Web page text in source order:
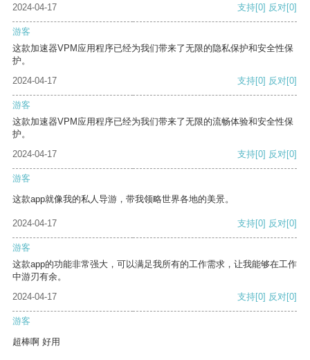
2024-04-17
支持[0] 反对[0]
游客
这款加速器VPM应用程序已经为我们带来了无限的隐私保护和安全性保
护。
2024-04-17
支持[0] 反对[0]
游客
这款加速器VPM应用程序已经为我们带来了无限的流畅体验和安全性保
护。
2024-04-17
支持[0] 反对[0]
游客
这款app就像我的私人导游，带我领略世界各地的美景。
2024-04-17 支持[0] 反对[0]
游客
这款app的功能非常强大，可以满足我所有的工作需求，让我能够在工作
中游刃有余。
2024-04-17
支持[0] 反对[0]
游客
超棒啊 好用